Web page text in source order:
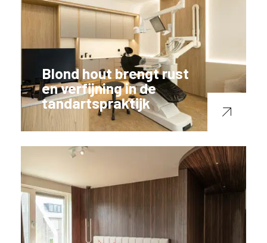
Blond hout brengt rust
en verfijning in de
tandartspraktijk